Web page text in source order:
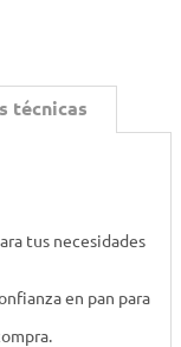
técnicas
tus necesidades
en pan para